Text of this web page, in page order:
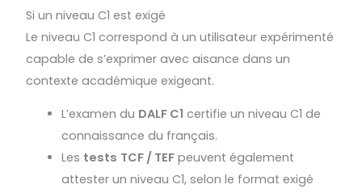
Si un niveau C1 est exigé
Le niveau C1 correspond à un utilisateur expérimenté
capable de s’exprimer avec aisance dans un
contexte académique exigeant.
L’examen du DALF C1 certifie un niveau C1 de
connaissance du français.
Les tests TCF / TEF peuvent également
attester un niveau C1, selon le format exigé